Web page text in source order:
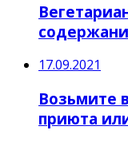
17.09.2021
Возьмите
приюта